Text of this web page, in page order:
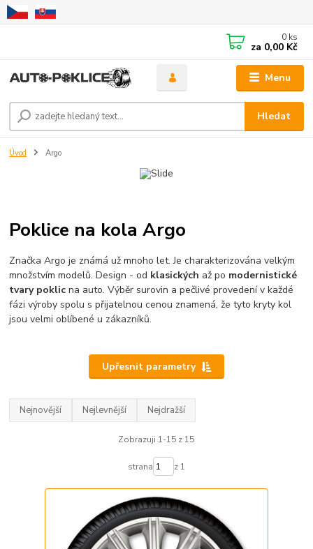
Menu
Hledat
0 ks
za 0,00 Kč
Úvod Argo
Poklice na kola Argo
Značka Argo je známá už mnoho let. Je charakterizována velkým
množstvím modelů. Design - od klasických až po modernistické
tvary poklic na auto. Výběr surovin a pečlivé provedení v každé
fázi výroby spolu s přijatelnou cenou znamená, že tyto kryty kol
jsou velmi oblíbené u zákazníků.
Upřesnit parametry
Nejnovější Nejlevnější Nejdražší
Zobrazuji 1-15 z 15
strana z 1